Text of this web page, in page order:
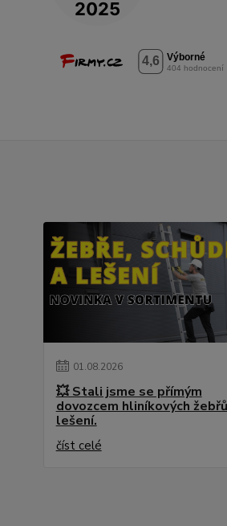
01.08.2026
💥 Stali jsme se přímým
dovozcem hliníkových
lešení.
číst celé